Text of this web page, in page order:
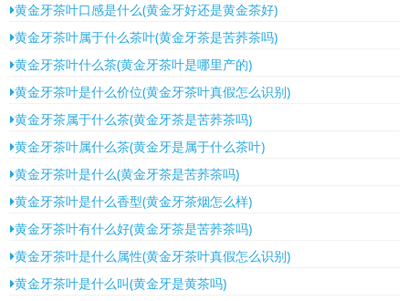
黄金牙茶叶口感是什么(黄金牙好还是黄金茶好)
黄金牙茶叶属于什么茶叶(黄金牙茶是苦荞茶吗)
黄金牙茶叶什么茶(黄金牙茶叶是哪里产的)
黄金牙茶叶是什么价位(黄金牙茶叶真假怎么识别)
黄金牙茶属于什么茶(黄金牙茶是苦荞茶吗)
黄金牙茶叶属什么茶(黄金牙是属于什么茶叶)
黄金牙茶叶是什么(黄金牙茶是苦荞茶吗)
黄金牙茶叶是什么香型(黄金牙茶烟怎么样)
黄金牙茶叶有什么好(黄金牙茶是苦荞茶吗)
黄金牙茶叶是什么属性(黄金牙茶叶真假怎么识别)
黄金牙茶叶是什么叫(黄金牙是黄茶吗)